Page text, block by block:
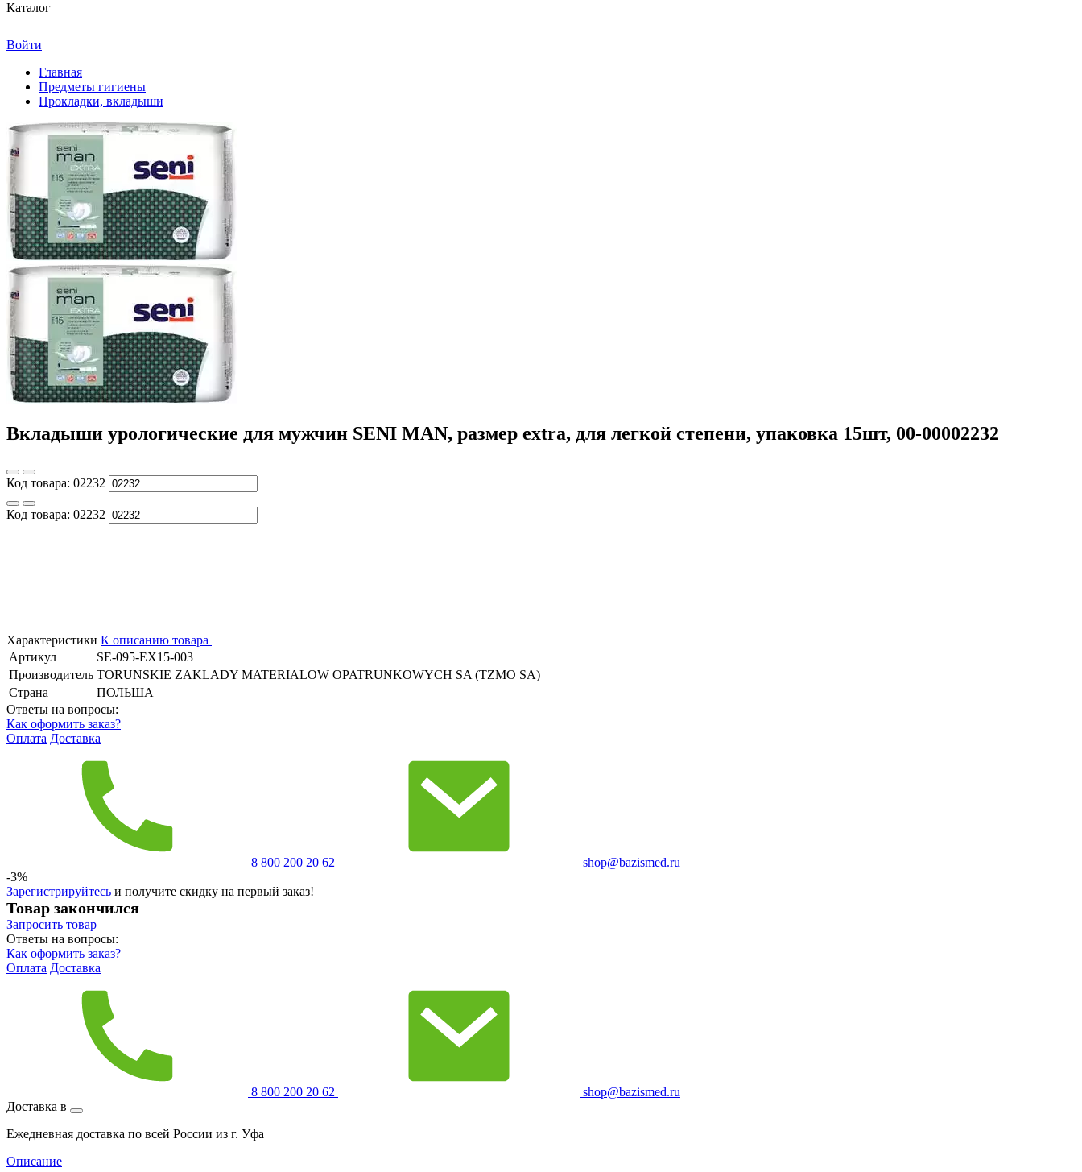
Каталог
Войти
Главная
Предметы гигиены
Прокладки, вкладыши
Вкладыши урологические для мужчин SENI MAN, размер extra, для легкой степени, упаковка 15шт, 00-00002232
Код товара: 02232
Код товара: 02232
Характеристики К описанию товара
Артикул
SE-095-EX15-003
Производитель TORUNSKIE ZAKLADY MATERIALOW OPATRUNKOWYCH SA (TZMO SA)
Страна
ПОЛЬША
Ответы на вопросы:
Как оформить заказ?
Оплата Доставка
8 800 200 20 62
shop@bazismed.ru
-3%
Зарегистрируйтесь и получите скидку на первый заказ!
Товар закончился
Запросить товар
Ответы на вопросы:
Как оформить заказ?
Оплата Доставка
8 800 200 20 62
shop@bazismed.ru
Доставка в
Ежедневная доставка по всей России из г. Уфа
Описание